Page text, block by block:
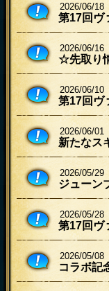
第17回ヴ
2026/06/18
☆先取り
2026/06/16
第17回ヴ
2026/06/10
新たなス
2026/06/01
ジューン
2026/05/29
第17回ヴ
2026/05/28
コラボ記
2026/05/08